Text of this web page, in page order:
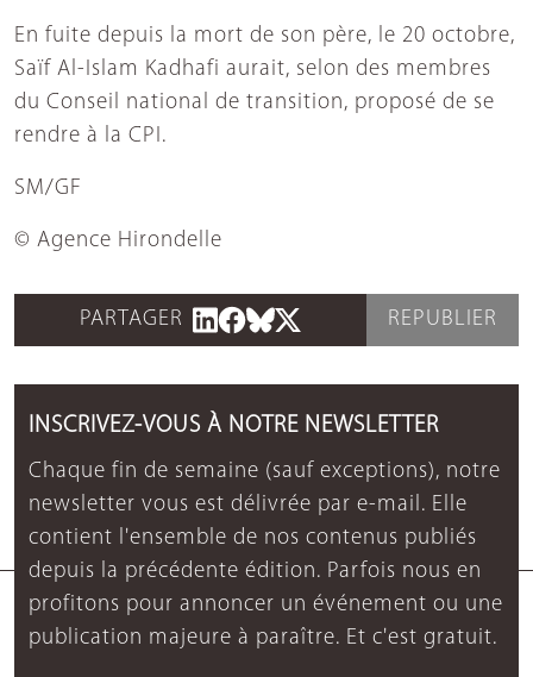
En fuite depuis la mort de son père, le 20 octobre,
Saïf Al-Islam Kadhafi aurait, selon des membres
du Conseil national de transition, proposé de se
rendre à la CPI.
SM/GF
© Agence Hirondelle
PARTAGER REPUBLIER
INSCRIVEZ-VOUS À NOTRE NEWSLETTER
Chaque fin de semaine (sauf exceptions), notre
newsletter vous est délivrée par e-mail. Elle
contient l'ensemble de nos contenus publiés
depuis la précédente édition. Parfois nous en
profitons pour annoncer un événement ou une
publication majeure à paraître. Et c'est gratuit.